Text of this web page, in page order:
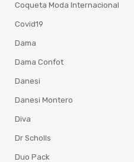
Coqueta Moda Internacional
Covid19
Dama
Dama Confot
Danesi
Danesi Montero
Diva
Dr Scholls
Duo Pack